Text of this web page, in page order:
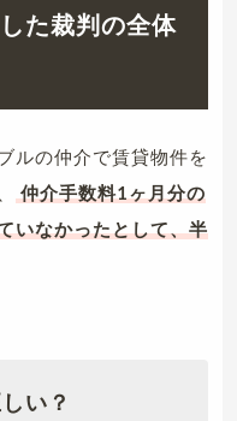
た裁判の全体
ルの仲介で賃貸物件を
仲介手数料1ヶ月分の
いなかったとして、半
い？